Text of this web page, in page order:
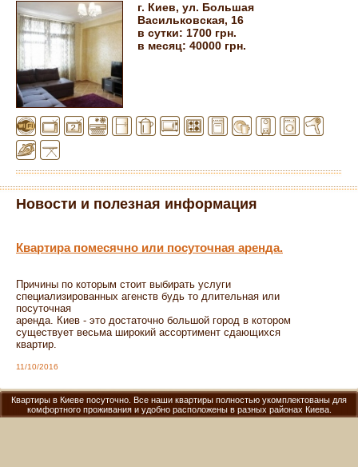
г. Киев, ул. Большая
Васильковская, 16
в сутки: 1700 грн.
в месяц: 40000 грн.
Новости и полезная информация
Квартира помесячно или посуточная аренда.
Причины по которым стоит выбирать услуги
специализированных агенств будь то длительная или
посуточная
аренда. Киев - это достаточно большой город в котором
существует весьма широкий ассортимент сдающихся
квартир.
11/10/2016
Квартиры в Киеве посуточно. Все наши квартиры полностью укомплектованы для
комфортного проживания и удобно расположены в разных районах Киева.